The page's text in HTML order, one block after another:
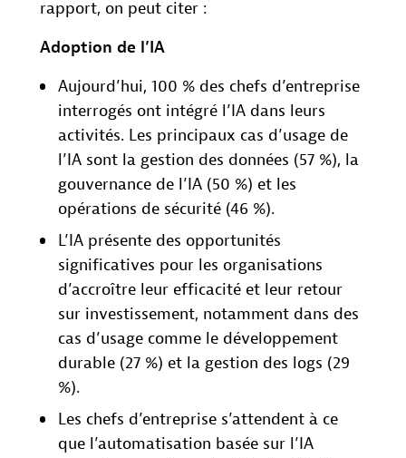
rapport, on peut citer :
Adoption de l’IA
Aujourd’hui, 100 % des chefs d’entreprise
interrogés ont intégré l’IA dans leurs
activités. Les principaux cas d’usage de
l’IA sont la gestion des données (57 %), la
gouvernance de l’IA (50 %) et les
opérations de sécurité (46 %).
L’IA présente des opportunités
significatives pour les organisations
d’accroître leur efficacité et leur retour
sur investissement, notamment dans des
cas d’usage comme le développement
durable (27 %) et la gestion des logs (29
%).
Les chefs d’entreprise s’attendent à ce
que l’automatisation basée sur l’IA